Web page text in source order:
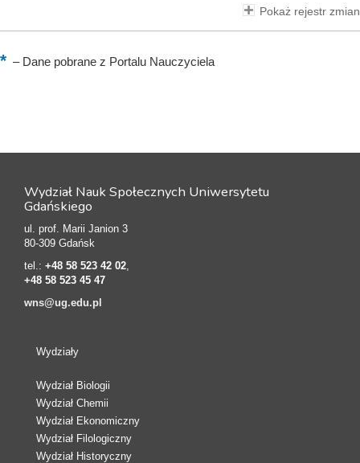
Pokaż rejestr zmian
–Dane pobrane z Portalu Nauczyciela
Wydział Nauk Społecznych Uniwersytetu
Gdańskiego
ul. prof. Marii Janion 3
80-309 Gdańsk
tel.: +48 58 523 42 02,
+48 58 523 45 47
wns@ug.edu.pl
Wydziały
Wydział Biologii
Wydział Chemii
Wydział Ekonomiczny
Wydział Filologiczny
Wydział Historyczny